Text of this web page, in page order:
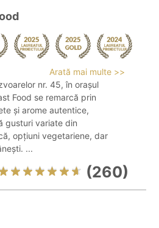
Arată mai multe >>
nr. 45, în orașul
Food se remarcă prin
și arome autentice,
gusturi variate din
opțiuni vegetariene, dar
...
(260)